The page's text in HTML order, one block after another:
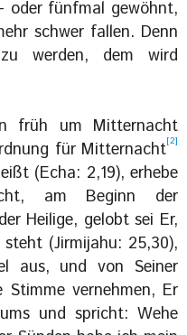
oder fünfmal gewöhnt,
schwer fallen. Denn
werden, dem wird
früh um Mitternacht
für Mitternacht[2]
(Echa: 2,19), erhebe
am Beginn der
Heilige, gelobt sei Er,
(Jirmijahu: 25,30),
aus, und von Seiner
vernehmen, Er
und spricht: Wehe